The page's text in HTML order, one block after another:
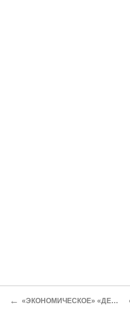
← «ЭКОНОМИЧЕСКОЕ» «ДЕЛО МЕТРОСТРОЯ».